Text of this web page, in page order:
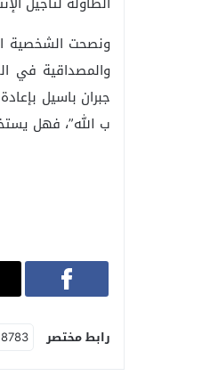
ونصحت الشخصية
والمصداقية في
ب الله”، فهل
رابط مختصر